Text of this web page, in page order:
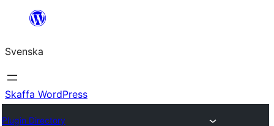
Hoppa
innehåll
Svenska
Skaffa WordPress
Plugin Directory